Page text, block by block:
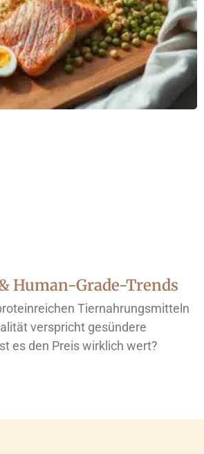
Human-Grade-Trends
Tiernahrungsmitteln
verspricht gesündere
es den Preis wirklich wert?